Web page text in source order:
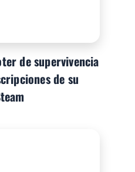
de supervivencia
de su